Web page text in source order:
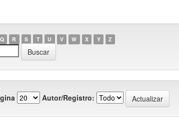
Q R S T U V W X Y Z
Autor/Registro: